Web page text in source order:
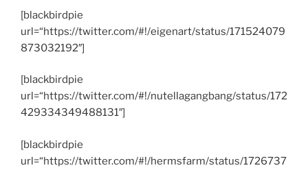
[blackbirdpie
url=“https://twitter.com/#!/eigenart/status/171524079
873032192″]
[blackbirdpie
url=“https://twitter.com/#!/nutellagangbang/status/172
429334349488131″]
[blackbirdpie
url=“https://twitter.com/#!/hermsfarm/status/1726737